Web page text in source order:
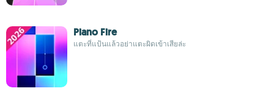
Piano Fire
แตะที่แป้นแล้วอย่าแตะผิดเข้าเสียล่ะ